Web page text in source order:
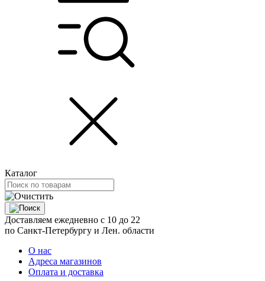
Каталог
Доставляем ежедневно с 10 до 22
по Санкт-Петербургу и Лен. области
О нас
Адреса магазинов
Оплата и доставка